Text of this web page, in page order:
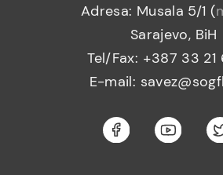
Adresa: Musala 5/1 (
Sarajevo, BiH
Tel/Fax: +387 33 21
E-mail: